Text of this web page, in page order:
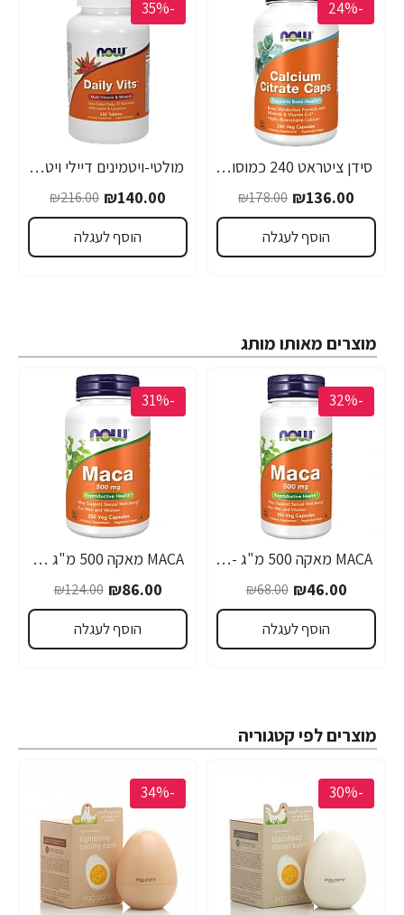
-24%
סידן ציטראט 240 כמוסות - מבית NOW FOODS
₪136.00
₪178.00
הוסף לעגלה
-35%
מולטי-ויטמינים דיילי ויטס 250 טבליות - מבית NOW FOODS
₪140.00
₪216.00
הוסף לעגלה
מוצרים מאותו מותג
-32%
MACA מאקה 500 מ"ג - 100 כמוסות - מבית NOW FOODS
₪46.00
₪68.00
הוסף לעגלה
-31%
MACA מאקה 500 מ"ג 250 כמוסות - מבית NOW FOODS
₪86.00
₪124.00
הוסף לעגלה
מוצרים לפי קטגוריה
-30%
-34%